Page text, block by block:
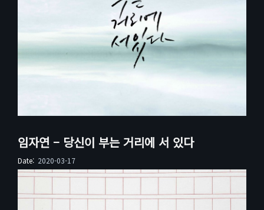
임자연 – 당신이 부는 거리에 서 있다
Date: 2020-03-17